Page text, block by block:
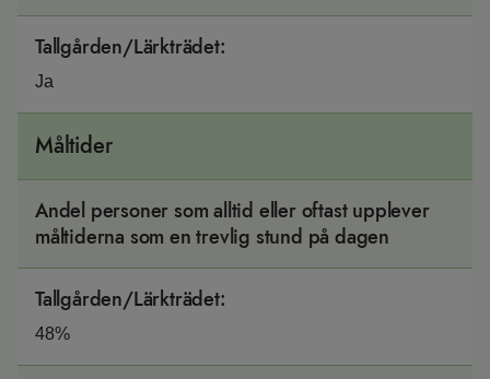
Tallgården/Lärkträdet:
Ja
Måltider
Andel personer som alltid eller oftast upplever
måltiderna som en trevlig stund på dagen
Tallgården/Lärkträdet:
48%